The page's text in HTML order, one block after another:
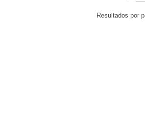
Resultados por